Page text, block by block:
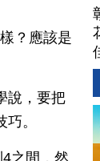
？應該是
說，要把
。